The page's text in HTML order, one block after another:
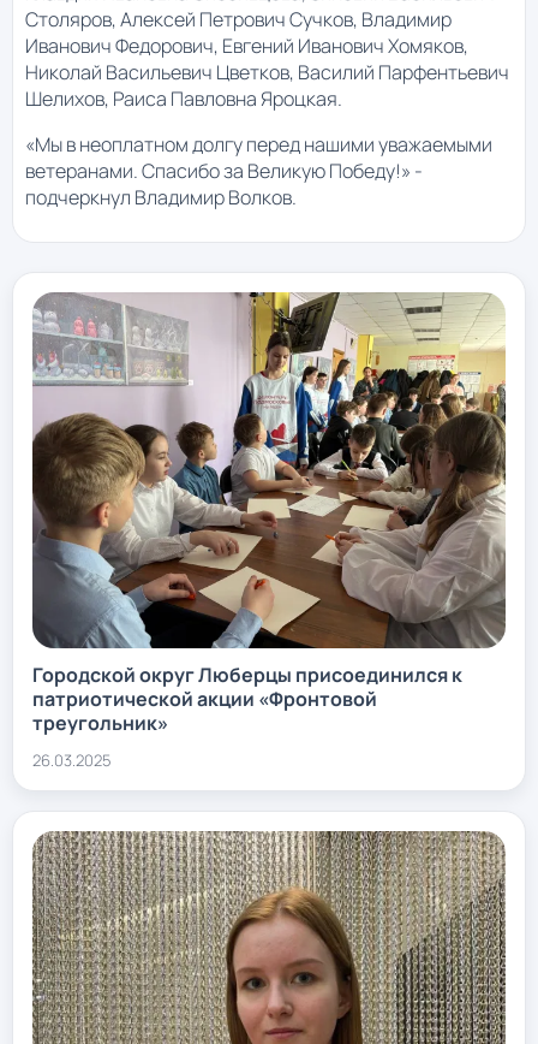
Столяров, Алексей Петрович Сучков, Владимир
Иванович Федорович, Евгений Иванович Хомяков,
Николай Васильевич Цветков, Василий Парфентьевич
Шелихов, Раиса Павловна Яроцкая.
«Мы в неоплатном долгу перед нашими уважаемыми
ветеранами. Спасибо за Великую Победу!» -
подчеркнул Владимир Волков.
Городской округ Люберцы присоединился к
патриотической акции «Фронтовой
треугольник»
26.03.2025